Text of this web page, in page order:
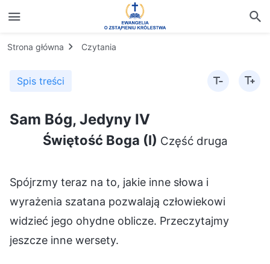
Strona główna Czytania
Spis treści
Sam Bóg, Jedyny IV
Świętość Boga (I) Część druga
Spójrzmy teraz na to, jakie inne słowa i
wyrażenia szatana pozwalają człowiekowi
widzieć jego ohydne oblicze. Przeczytajmy
jeszcze inne wersety.